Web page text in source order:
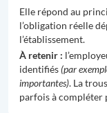
Elle répond au
l’obligation réelle
l’établissement.
À retenir :
identifiés(par
importantes). La
parfois à compléter